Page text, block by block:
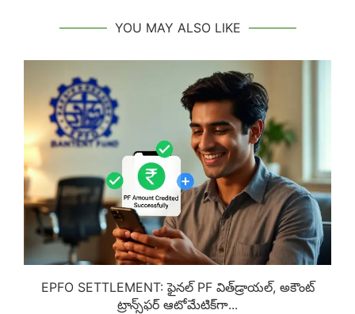
YOU MAY ALSO LIKE
EPFO SETTLEMENT: ఫైనల్ PF విత్‌డ్రాయల్, అకౌంట్
ట్రాన్స్‌ఫర్ ఆటోమేటిక్‌గా...